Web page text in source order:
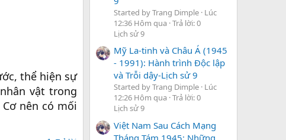
thể hiện sự
vật trong
nên có mối
Started by Trang Dimple Lúc
12:36 Hôm qua Trả lời: 0
Lịch sử 9
Mỹ La-tinh và Châu Á (1945
- 1991): Hành trình Độc lập
và Trỗi dậy-Lịch sử 9
Started by Trang Dimple Lúc
12:26 Hôm qua Trả lời: 0
Lịch sử 9
Việt Nam Sau Cách Mạng
Tháng Tám 1945: Những